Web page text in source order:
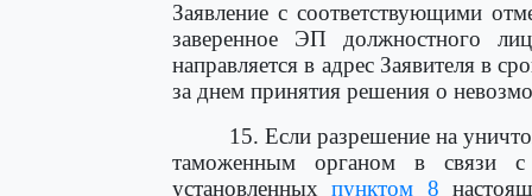
Заявление с соответствующими
заверенное ЭП должностного
направляется в адрес Заявителя в
за днем принятия решения о
15. Если разрешение на
таможенным органом в связи с
установленныхпунктом 8